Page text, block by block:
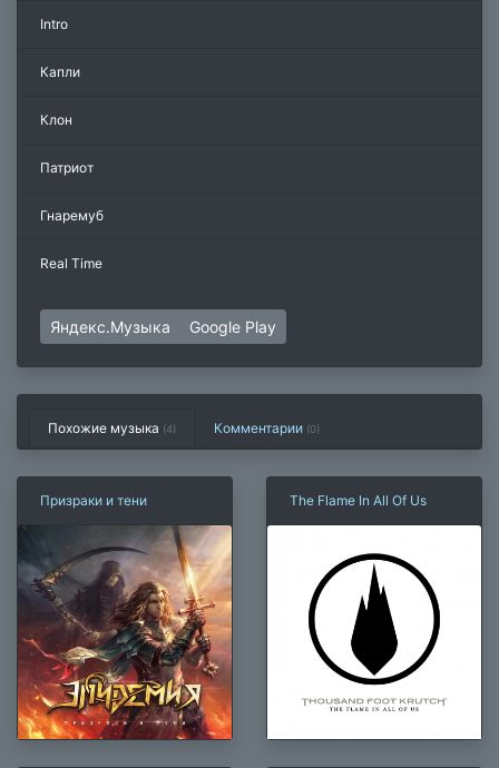
Intro
Капли
Клон
Патриот
Гнаремуб
Real Time
Яндекс.Музыка Google Play
Похожие музыка (4) Комментарии (0)
Призраки и тени The Flame In All Of Us